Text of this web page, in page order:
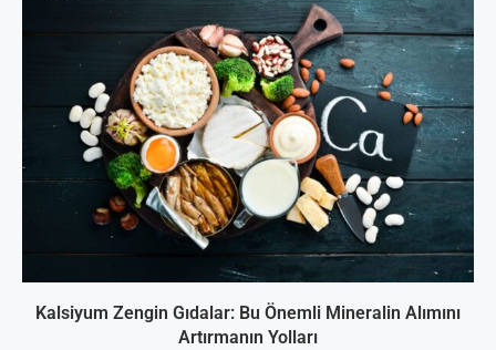
Kalsiyum Zengin Gıdalar: Bu Önemli Mineralin Alımını
Artırmanın Yolları